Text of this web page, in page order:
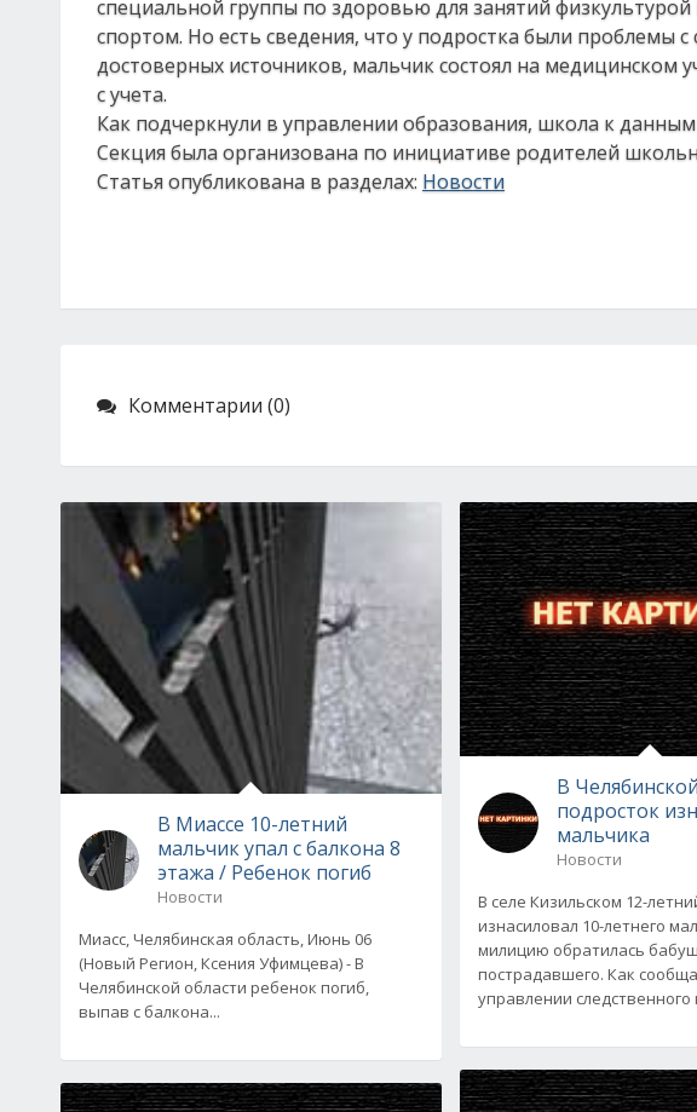
специальной группы по здоровью для занятий
спортом. Но есть сведения, что у подростка были проблемы
достоверных источников, мальчик состоял на медицинском
с учета.
Как подчеркнули в управлении образования, школа к
Секция была организована по инициативе родителей
Статья опубликована в разделах: Новости
Комментарии (0)
В Миассе 10-летний
мальчик упал с балкона 8
этажа / Ребенок погиб
Новости
Миасс, Челябинская область, Июнь 06
(Новый Регион, Ксения Уфимцева) - В
Челябинской области ребенок погиб,
выпав с балкона...
В
подросток
мальчика
Новости
В селе Кизильском 12-
изнасиловал 10-летнего
милицию обратилась
пострадавшего. Как
управлении